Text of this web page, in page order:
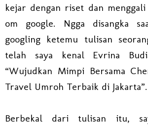
kejar dengan riset dan
om google. Ngga disangka
googling ketemu tulisan
telah saya kenal Evrina
“Wujudkan Mimpi Bersama
Travel Umroh Terbaik di Jakarta”.
Berbekal dari tulisan itu,